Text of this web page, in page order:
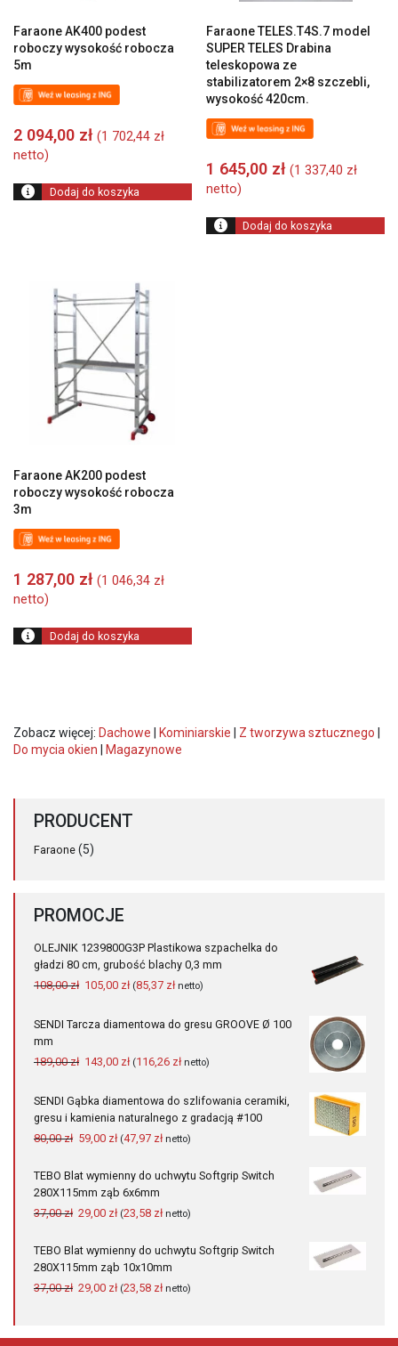
Faraone AK400 podest
roboczy wysokość robocza
5m
2 094,00 zł (1 702,44 zł
netto)
Dodaj do koszyka
Faraone TELES.T4S.7 model
SUPER TELES Drabina
teleskopowa ze
stabilizatorem 2×8 szczebli,
wysokość 420cm.
1 645,00 zł (1 337,40 zł
netto)
Dodaj do koszyka
Faraone AK200 podest
roboczy wysokość robocza
3m
1 287,00 zł (1 046,34 zł
netto)
Dodaj do koszyka
Zobacz więcej: Dachowe | Kominiarskie | Z tworzywa sztucznego |
Do mycia okien | Magazynowe
PRODUCENT
Faraone (5)
PROMOCJE
OLEJNIK 1239800G3P Plastikowa szpachelka do
gładzi 80 cm, grubość blachy 0,3 mm
108,00zł Pierwotna
wynosiła:
105,00 złAktualna
wynosi:
(85,37 złnetto)
SENDI Tarcza diamentowa do gresu GROOVE Ø 100
mm
189,00zł Pierwotna
wynosiła:
189,00 zł.
143,00 złAktualna
wynosi:
143,00 zł.
(116,26 złnetto)
SENDI Gąbka diamentowa do szlifowania ceramiki,
gresu i kamienia naturalnego z gradacją #100
80,00zł Pierwotna
wynosiła:
80,00 zł.
59,00 złAktualna
wynosi:
59,00 zł.
(47,97 złnetto)
TEBO Blat wymienny do uchwytu Softgrip Switch
280X115mm ząb 6x6mm
37,00zł Pierwotna
wynosiła:
37,00 zł.
29,00 złAktualna
wynosi:
29,00 zł.
(23,58 złnetto)
TEBO Blat wymienny do uchwytu Softgrip Switch
280X115mm ząb 10x10mm
37,00zł Pierwotna
37,00 zł.
29,00 złAktualna
29,00 zł.
(23,58 złnetto)